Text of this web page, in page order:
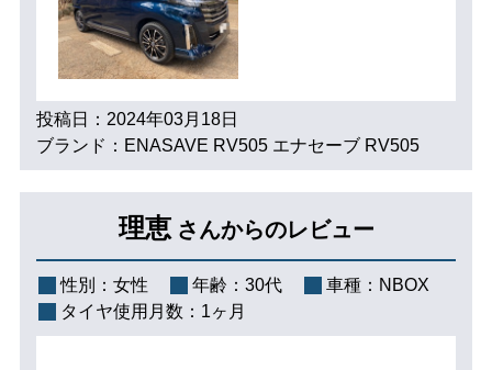
投稿日：2024年03月18日
ブランド：ENASAVE RV505 エナセーブ RV505
理恵 さんからのレビュー
性別： 女性 年齢： 30代 車種： NBOX
タイヤ使用月数： 1ヶ月